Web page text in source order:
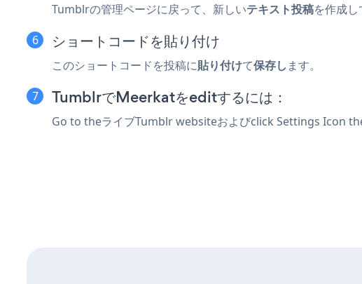
Tumblrの管理ページに戻って、新しいテキスト投稿を作成し
ショートコードを貼り付け
このショートコードを投稿に貼り付けて保存し ます。
TumblrでMeerkatをeditするには：
Go to theライブTumblr websiteおよびclick Settings Icon